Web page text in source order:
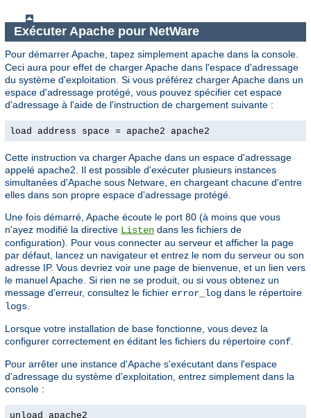
Exécuter Apache pour NetWare
Pour démarrer Apache, tapez simplement apache dans la console.
Ceci aura pour effet de charger Apache dans l'espace d'adressage
du système d'exploitation. Si vous préférez charger Apache dans un
espace d'adressage protégé, vous pouvez spécifier cet espace
d'adressage à l'aide de l'instruction de chargement suivante :
load address space = apache2 apache2
Cette instruction va charger Apache dans un espace d'adressage
appelé apache2. Il est possible d'exécuter plusieurs instances
simultanées d'Apache sous Netware, en chargeant chacune d'entre
elles dans son propre espace d'adressage protégé.
Une fois démarré, Apache écoute le port 80 (à moins que vous
n'ayez modifié la directive Listen dans les fichiers de
configuration). Pour vous connecter au serveur et afficher la page
par défaut, lancez un navigateur et entrez le nom du serveur ou son
adresse IP. Vous devriez voir une page de bienvenue, et un lien vers
le manuel Apache. Si rien ne se produit, ou si vous obtenez un
message d'erreur, consultez le fichier error_log dans le répertoire
logs
Lorsque votre installation de base fonctionne, vous devez la
configurer correctement en éditant les fichiers du répertoire conf
Pour arrêter une instance d'Apache s'exécutant dans l'espace
d'adressage du système d'exploitation, entrez simplement dans la
console :
unload apache2